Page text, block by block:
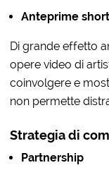
Anteprime
Di grande effetto
opere video di
coinvolgere e
non permette
Strategia di
Partnership